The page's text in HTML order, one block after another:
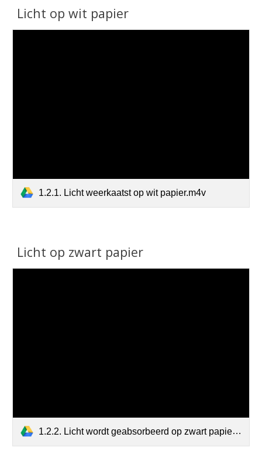
Licht op wit papier
1.2.1. Licht weerkaatst op wit papier.m4v
Licht op zwart papier
1.2.2. Licht wordt geabsorbeerd op zwart papier.m4v